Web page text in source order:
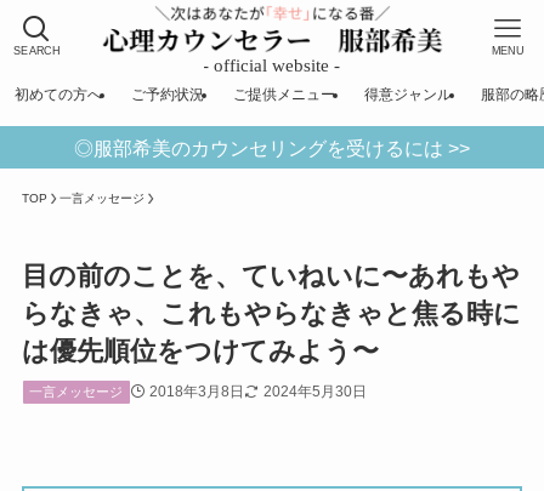
SEARCH MENU
初めての方へ ご予約状況 ご提供メニュー 得意ジャンル 服部の略
◎服部希美のカウンセリングを受けるには >>
TOP 一言メッセージ
目の前のことを、ていねいに〜あれもや
らなきゃ、これもやらなきゃと焦る時に
は優先順位をつけてみよう〜
一言メッセージ 2018年3月8日 2024年5月30日